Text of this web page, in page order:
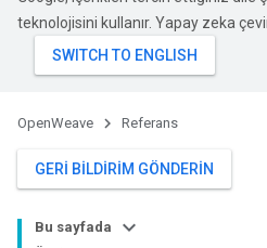
teknolojisini kullanır. Yapay zeka
OpenWeave Referans
GERI BILDIRIM GÖNDERIN
Bu sayfada